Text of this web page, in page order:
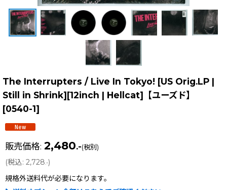
The Interrupters / Live In Tokyo! [US Orig.LP |
Still in Shrink][12inch | Hellcat]【ユーズド】
[0540-1]
販売価格: 2,480.-(税別)
(税込: 2,728.-)
規格外送料代が必要になります。